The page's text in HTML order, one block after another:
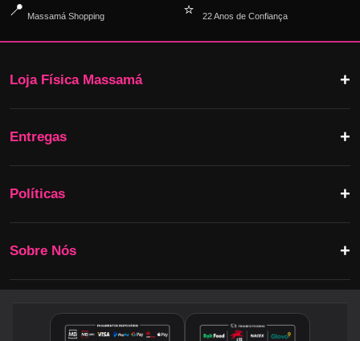
📍 Massamá Shopping ⭐ 22 Anos de Confiança
Loja Física Massamá
Entregas
Políticas
Sobre Nós